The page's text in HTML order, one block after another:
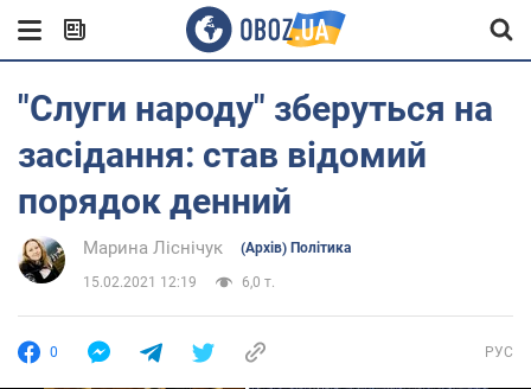
"Слуги народу" зберуться на
засідання: став відомий
порядок денний
Марина Ліснічук (Архів) Політика
15.02.2021 12:19 6,0 т.
0 РУС